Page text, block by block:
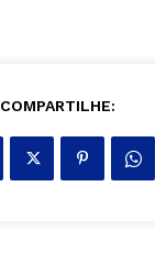
COMPARTILHE: